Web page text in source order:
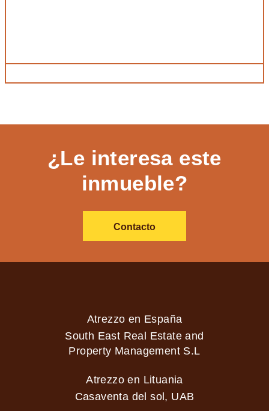
¿Le interesa este
inmueble?
Contacto
Atrezzo en España
South East Real Estate and
Property Management S.L
Atrezzo en Lituania
Casaventa del sol, UAB